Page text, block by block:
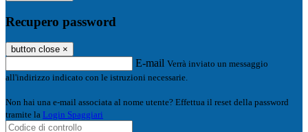
Recupero password
button close ×
E-mail Verrà inviato un messaggio
all'indirizzo indicato con le istruzioni necessarie.
Non hai una e-mail associata al nome utente? Effettua il reset della password
tramite la Login Spaggiari